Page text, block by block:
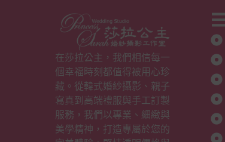
在莎拉公主，我們相信每一
個幸福時刻都值得被用心珍
藏。從韓式婚紗攝影、親子
寫真到高端禮服與手工訂製
服務，我們以專業、細緻與
美學精神，打造專屬於您的